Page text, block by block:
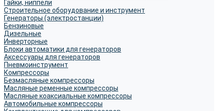
Гайки, ниппели
Строительное оборудование и инструмент
Генераторы (электростанции)
Бензиновые
Дизельные
Инверторные
Блоки автоматики для генераторов
Аксессуары для генераторов
Пневмоинструмент
Компрессоры
Безмасляные компрессоры
Масляные ременные компрессоры
Масляные коаксиальные компрессоры
Автомобильные компрессоры